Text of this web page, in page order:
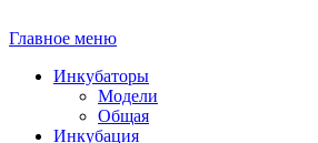
Главное меню
Инкубаторы
Модели
Общая
Инкубация